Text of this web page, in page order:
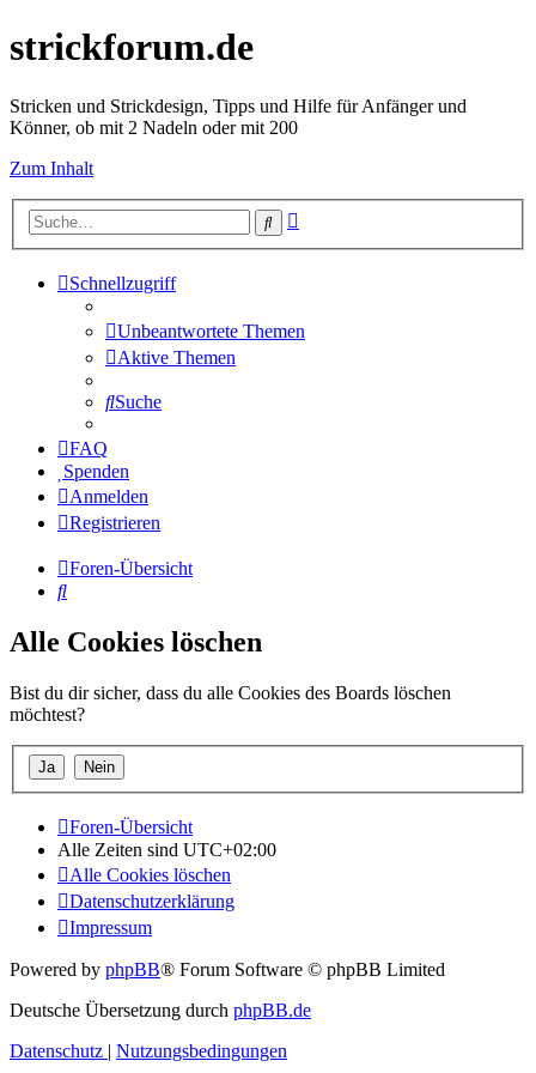
strickforum.de
Stricken und Strickdesign, Tipps und Hilfe für Anfänger und
Könner, ob mit 2 Nadeln oder mit 200
Zum Inhalt
Suche
Schnellzugriff
Unbeantwortete Themen
Aktive Themen
Suche
FAQ
Spenden
Anmelden
Registrieren
Foren-Übersicht
Suche
Alle Cookies löschen
Bist du dir sicher, dass du alle Cookies des Boards löschen
möchtest?
Foren-Übersicht
Alle Zeiten sind UTC+02:00
Alle Cookies löschen
Datenschutzerklärung
Impressum
Powered by phpBB® Forum Software © phpBB Limited
Deutsche Übersetzung durch phpBB.de
Datenschutz | Nutzungsbedingungen